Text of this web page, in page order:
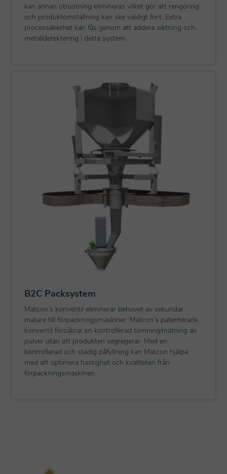
kan annan utrustning elimineras vilket gör att rengöring
och produktomställning kan ske väldigt fort. Extra
processäkerhet kan fås genom att addera siktning och
metalldetektering i detta system.
B2C Packsystem
Matcon’s konventil eliminerar behovet av sekundär
matare till förpackningsmaskiner. Matcon’s patenterade
konventil försäkrar en kontrollerad tömning/matning av
pulver utan att produkten segregerar. Med en
kontrollerad och stadig påfyllning kan Matcon hjälpa
med att optimera hastighet och kvaliteten från
förpackningsmaskinen.